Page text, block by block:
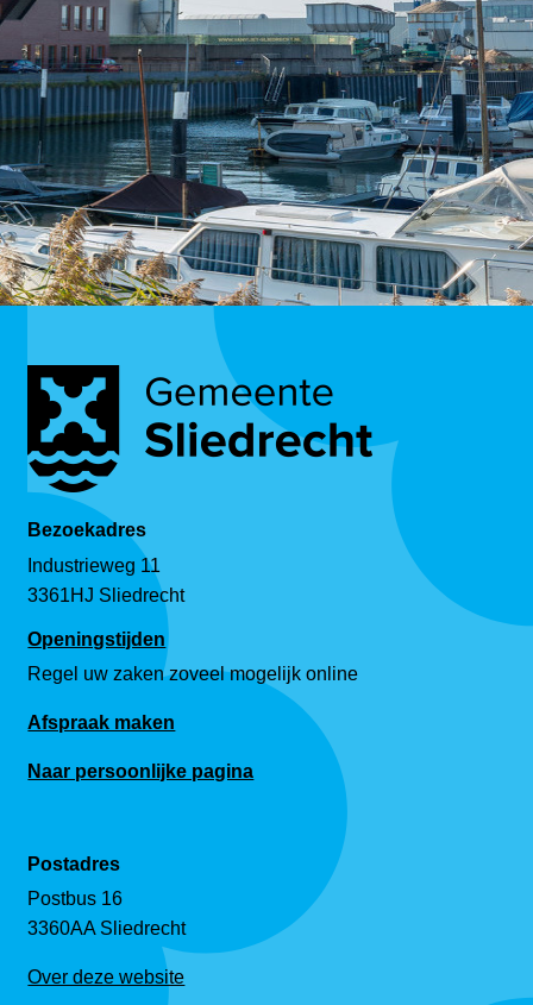
Bezoekadres
Industrieweg 11
3361HJ Sliedrecht
Openingstijden
Regel uw zaken zoveel mogelijk online
Afspraak maken
Naar persoonlijke pagina
Postadres
Postbus 16
3360AA Sliedrecht
Over deze website